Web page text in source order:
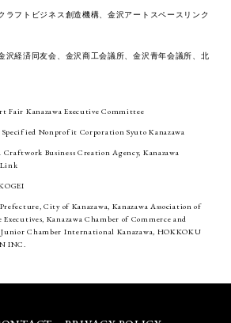
ラフトビジネス創造機構、金沢アートスペースリンク
沢経済同友会、金沢商工会議所、金沢青年会議所、北
Fair Kanazawa Executive Committee
Specified Nonprofit Corporation Syuto Kanazawa
Craftwork Business Creation Agency, Kanazawa
Link
City of Kanazawa, Kanazawa Association of
Executives, Kanazawa Chamber of Commerce and
Chamber International Kanazawa, HOKKOKU
INC.